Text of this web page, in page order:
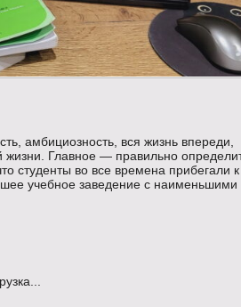
амбициозность, вся жизнь впереди,
Главное — правильно
студенты во все времена прибегали к
учебное заведение с наименьшими